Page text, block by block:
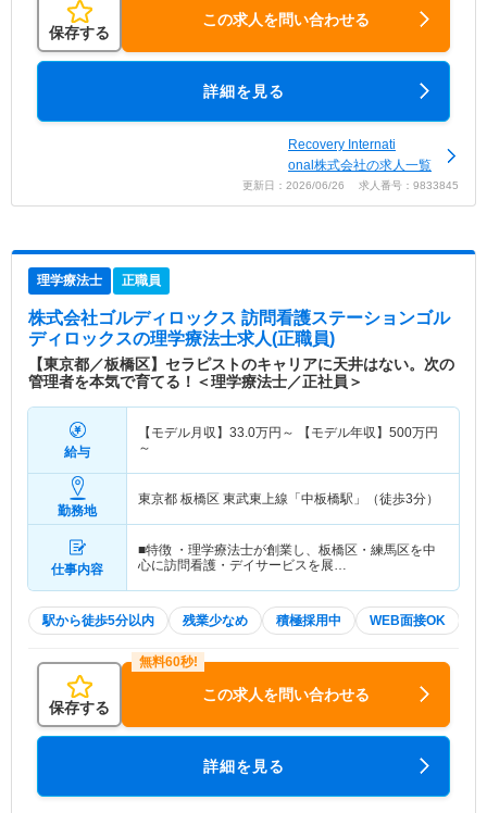
保存する
この求人を問い合わせる
詳細を見る
Recovery Internati
onal株式会社の求人一覧
更新日：2026/06/26 求人番号：9833845
理学療法士 正職員
株式会社ゴルディロックス 訪問看護ステーションゴル
ディロックスの理学療法士求人(正職員)
【東京都／板橋区】セラピストのキャリアに天井はない。次の
管理者を本気で育てる！＜理学療法士／正社員＞
給与
【モデル月収】 33.0万円～ 【モデル年収】 500万円
～
勤務地
東京都 板橋区 東武東上線「中板橋駅」（徒歩3分）
仕事内容
■特徴 ・理学療法士が創業し、板橋区・練馬区を中
心に訪問看護・デイサービスを展…
駅から徒歩5分以内 残業少なめ 積極採用中 WEB面接OK
保存する
この求人を問い合わせる
詳細を見る